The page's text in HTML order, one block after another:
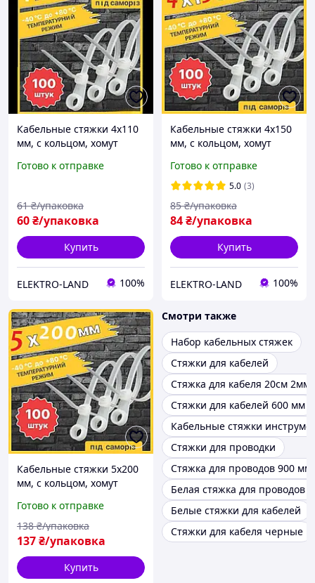
Кабельные стяжки 4х110
мм, с кольцом, хомут
отверстием (упаковка -
белый, крепления
провода
Готово к отправке
60₴/упаковка
61 ₴/упаковка
Купить
ELEKTRO-LAND 100%
Кабельные стяжки 4х150
мм, с кольцом, хомут
отверстием (упаковка -
100 шт.) усиленный,
белый, крепления
провода
Готово к отправке
5.0 (3)
84₴/упаковка
85 ₴/упаковка
Купить
ELEKTRO-LAND 100%
Кабельные стяжки 5х200
мм, с кольцом, хомут
отверстием (упаковка -
100 шт.) усиленный,
белый, крепления
провода
Готово к отправке
137₴/упаковка
138 ₴/упаковка
Купить
Смотри также
Набор кабельных стяжек
Стяжки для кабелей
Стяжка для кабеля 20см 2мм
Стяжки для кабелей 600 мм
Кабельные стяжки
Стяжки для проводки
Стяжка для проводов 900 мм
Белая стяжка для проводов
Белые стяжки для кабелей
Стяжки для кабеля черные